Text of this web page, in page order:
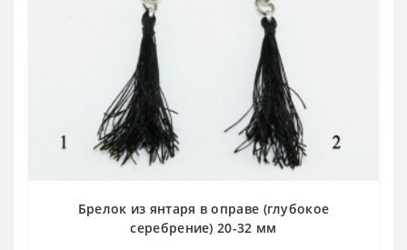
Брелок из янтаря в оправе (глубокое
серебрение) 20-32 мм